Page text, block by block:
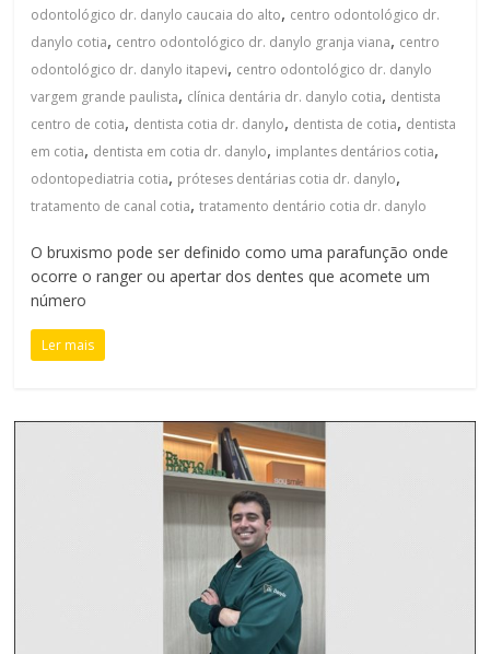
odontológico dr. danylo caucaia do alto, centro odontológico dr.
danylo cotia, centro odontológico dr. danylo granja viana, centro
odontológico dr. danylo itapevi, centro odontológico dr. danylo
vargem grande paulista, clínica dentária dr. danylo cotia, dentista
centro de cotia, dentista cotia dr. danylo, dentista de cotia, dentista
em cotia, dentista em cotia dr. danylo, implantes dentários cotia,
odontopediatria cotia, próteses dentárias cotia dr. danylo,
tratamento de canal cotia,tratamento dentário cotia dr. danylo
O bruxismo pode ser definido como uma parafunção onde
ocorre o ranger ou apertar dos dentes que acomete um
número
Ler mais